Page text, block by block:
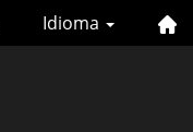
Idioma